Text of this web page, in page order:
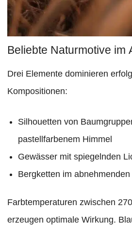
Beliebte Naturmotive im
Drei Elemente dominieren
Kompositionen:
Silhouetten von
pastellfarbenem Himmel
Gewässer mit spiegelnden
Bergketten im
Farbtemperaturen zwischen
erzeugen optimale Wirkung.